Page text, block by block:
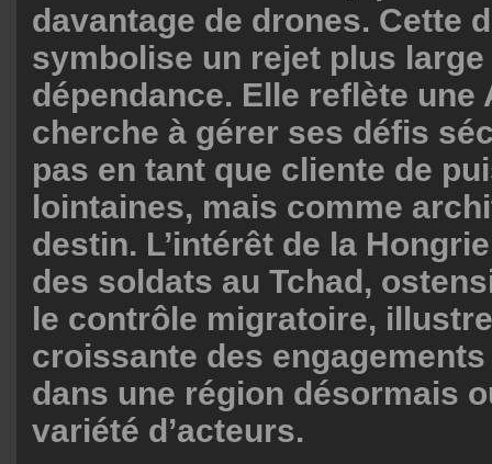
davantage de drones. Cette
symbolise un rejet plus large
dépendance. Elle reflète une
cherche à gérer ses défis
pas en tant que cliente de
lointaines, mais comme
destin. L’intérêt de la
des soldats au Tchad,
le contrôle migratoire,
croissante des
dans une région désormais
variété d’acteurs.